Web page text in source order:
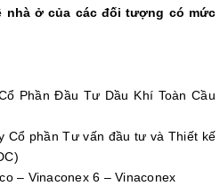
nhà ở của các đối tượng có mức
Phần Đầu Tư Dầu Khí Toàn Cầu
Cổ phần Tư vấn đầu tư và Thiết kế
– Vinaconex 6 – Vinaconex